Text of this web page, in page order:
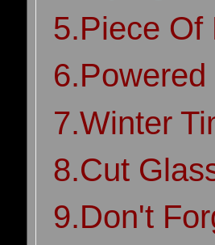
5.Piece Of
7.Winter
8.Cut
9.Don't